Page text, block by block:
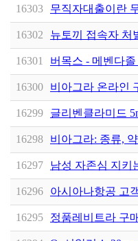
16303 무직자대출이란
16302 뉴토끼 접속자 처
16301 버목스 - 메벤다
16300 비아그라 온라인
16299 글리벤클라미드
16298 비아그라: 종류,
16297 남성 자존심 지키
16296 아시아나항공 고
16295 정품레비트라 구